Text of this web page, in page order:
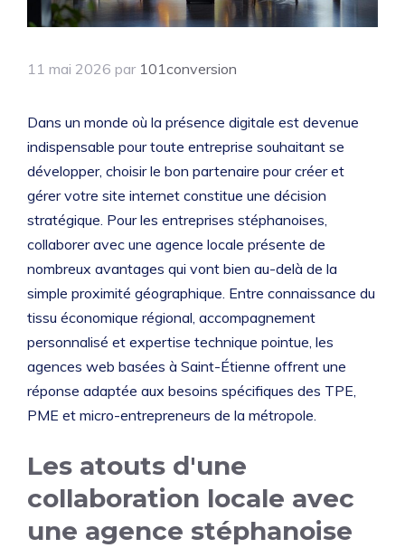
11 mai 2026 par 101conversion
Dans un monde où la présence digitale est devenue
indispensable pour toute entreprise souhaitant se
développer, choisir le bon partenaire pour créer et
gérer votre site internet constitue une décision
stratégique. Pour les entreprises stéphanoises,
collaborer avec une agence locale présente de
nombreux avantages qui vont bien au-delà de la
simple proximité géographique. Entre connaissance du
tissu économique régional, accompagnement
personnalisé et expertise technique pointue, les
agences web basées à Saint-Étienne offrent une
réponse adaptée aux besoins spécifiques des TPE,
PME et micro-entrepreneurs de la métropole.
Les atouts d'une
collaboration locale avec
une agence stéphanoise